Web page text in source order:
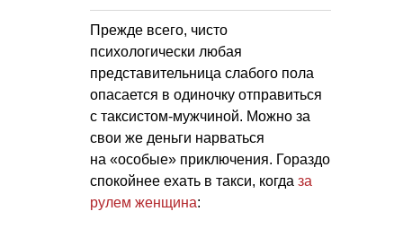
Прежде всего, чисто
психологически любая
представительница слабого пола
опасается в одиночку отправиться
с таксистом-мужчиной. Можно за
свои же деньги нарваться
на «особые» приключения. Гораздо
спокойнее ехать в такси, когда за
рулем женщина: